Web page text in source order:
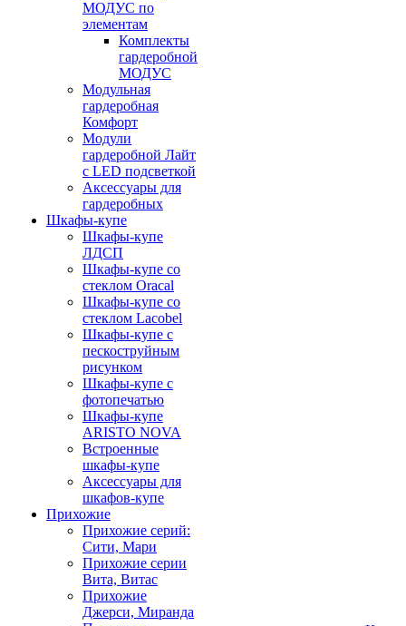
МОДУС по
элементам
Комплекты
гардеробной
МОДУС
Модульная
гардеробная
Комфорт
Модули
гардеробной Лайт
с LED подсветкой
Аксессуары для
гардеробных
Шкафы-купе
Шкафы-купе
ЛДСП
Шкафы-купе со
стеклом Oracal
Шкафы-купе со
стеклом Lacobel
Шкафы-купе с
пескоструйным
рисунком
Шкафы-купе с
фотопечатью
Шкафы-купе
ARISTO NOVA
Встроенные
шкафы-купе
Аксессуары для
шкафов-купе
Прихожие
Прихожие серий:
Сити, Мари
Прихожие серии
Вита, Витас
Прихожие
Джерси, Миранда